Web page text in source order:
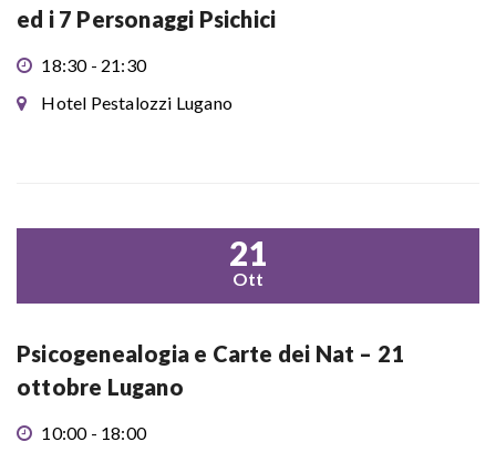
ed i 7 Personaggi Psichici
18:30 - 21:30
Hotel Pestalozzi Lugano
21
Ott
Psicogenealogia e Carte dei Nat – 21
ottobre Lugano
10:00 - 18:00